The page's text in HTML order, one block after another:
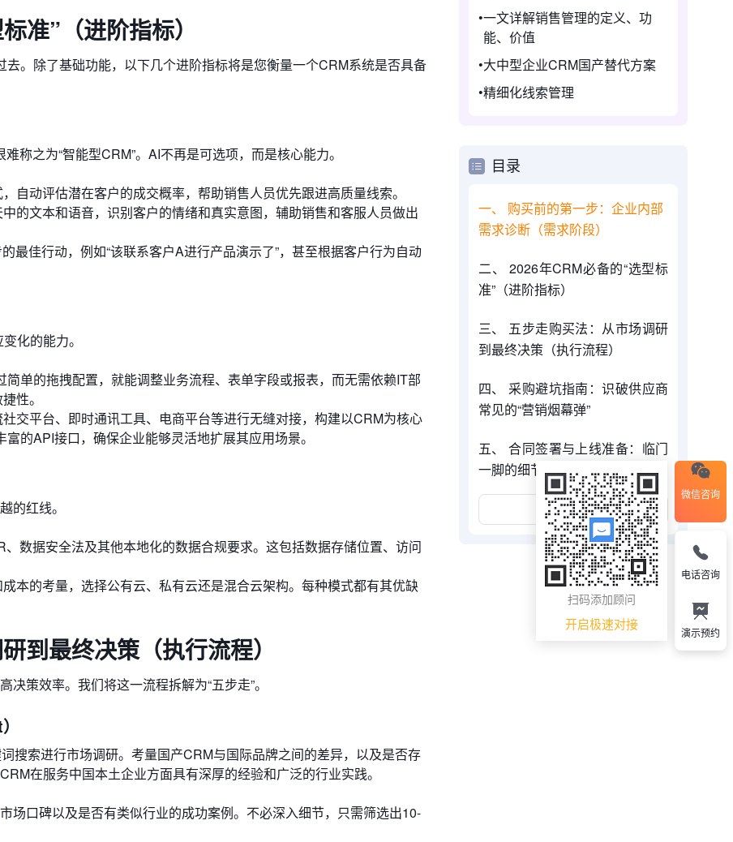
准”（进阶指标）
。除了基础功能，以下几个进阶指标将是您衡量一个CRM系统是否具备
称之为“智能型CRM”。AI不再是可选项，而是核心能力。
自动评估潜在客户的成交概率，帮助销售人员优先跟进高质量线索。
的文本和语音，识别客户的情绪和真实意图，辅助销售和客服人员做出
最佳行动，例如“该联系客户A进行产品演示了”，甚至根据客户行为自动
化的能力。
单的拖拽配置，就能调整业务流程、表单字段或报表，而无需依赖IT部
性。
交平台、即时通讯工具、电商平台等进行无缝对接，构建以CRM为核心
的API接口，确保企业能够灵活地扩展其应用场景。
的红线。
数据安全法及其他本地化的数据合规要求。这包括数据存储位置、访问
本的考量，选择公有云、私有云还是混合云架构。每种模式都有其优缺
到最终决策（执行流程）
策效率。我们将这一流程拆解为“五步走”。
搜索进行市场调研。考量国产CRM与国际品牌之间的差异，以及是否存
在服务中国本土企业方面具有深厚的经验和广泛的行业实践。
场口碑以及是否有类似行业的成功案例。不必深入细节，只需筛选出10-
一文详解销售管理的定义、功
能、价值
大中型企业CRM国产替代方案
精细化线索管理
目录
一、 购买前的第一步：企业内部
需求诊断（需求阶段）
二、 2026年CRM必备的“选型标
准”（进阶指标）
三、 五步走购买法：从市场调研
到最终决策（执行流程）
四、 采购避坑指南：识破供应商
常见的“营销烟幕弹”
五、 合同签署与上线准备：临门
一脚的细节
展开更多
微信咨询
扫码添加顾问
开启极速对接
电话咨询
演示预约